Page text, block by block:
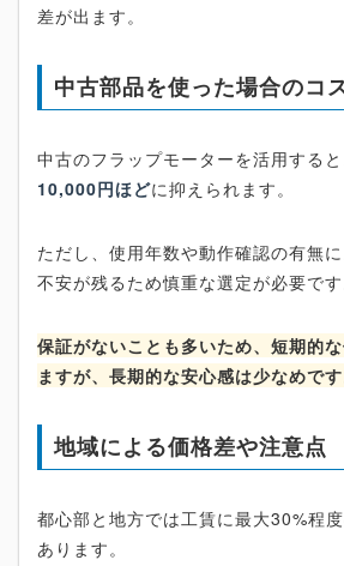
差が出ます。
中古部品を使った場合のコ
中古のフラップモーターを活用する
10,000円ほどに抑えられます。
ただし、使用年数や動作確認の有無
不安が残るため慎重な選定が必要です
保証がないことも多いため、短期的
ますが、長期的な安心感は少なめです
地域による価格差や注意点
都心部と地方では工賃に最大30%程
あります。